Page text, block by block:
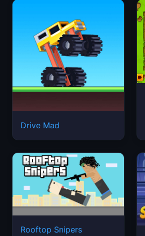
Drive Mad
Rooftop Snipers